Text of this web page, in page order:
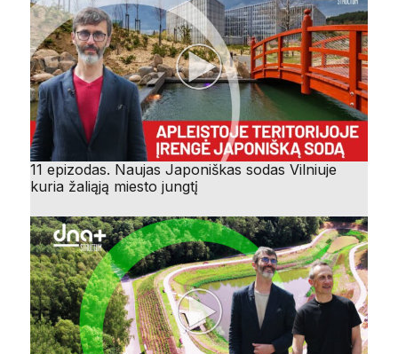
11 epizodas. Naujas Japoniškas sodas Vilniuje
kuria žaliąją miesto jungtį